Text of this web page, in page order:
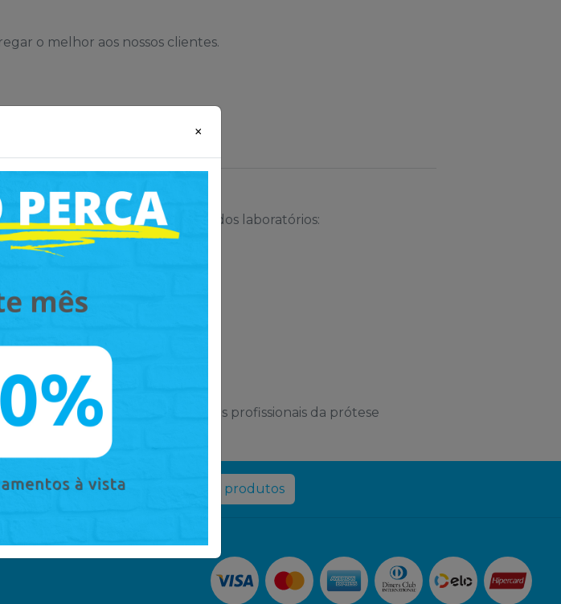
o melhor aos nossos clientes.
de atuação.
que fazem parte do dia a dia dos laboratórios:
alinhados às necessidades dos profissionais da prótese
para a InovaPró Sugerir produtos
×